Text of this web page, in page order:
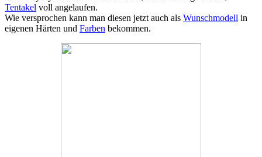
Tentakel voll angelaufen.
Wie versprochen kann man diesen jetzt auch als Wunschmodell in
eigenen Härten und Farben bekommen.